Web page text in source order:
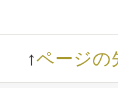
↑ページの